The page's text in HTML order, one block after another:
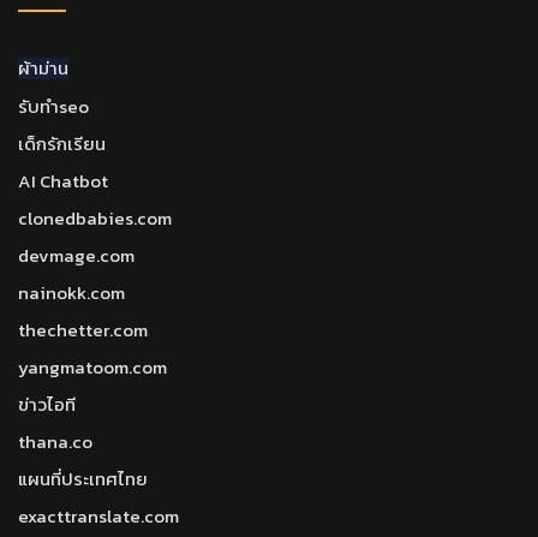
ผ้าม่าน
รับทำseo
เด็กรักเรียน
AI Chatbot
clonedbabies.com
devmage.com
nainokk.com
thechetter.com
yangmatoom.com
ข่าวไอที
thana.co
แผนที่ประเทศไทย
exacttranslate.com